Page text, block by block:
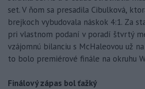
set. V ňom sa presadila Cibulková,
brejkoch vybudovala náskok 4:1. Za
pri vlastnom podaní v poradí štvrtý
vzájomnú bilanciu s McHaleovou už
to bolo premiérové finále na okruhu
Finálový zápas bol ťažký